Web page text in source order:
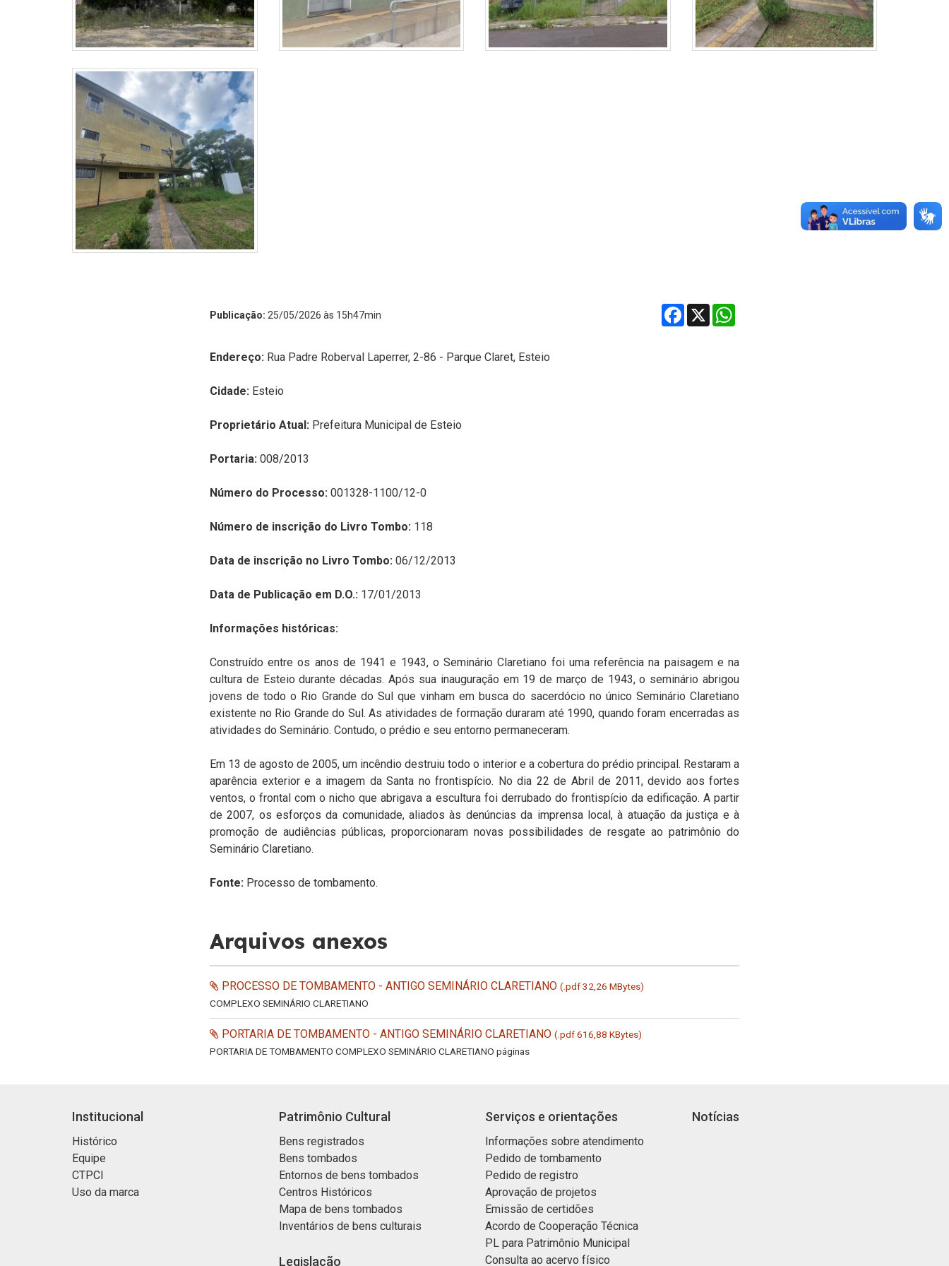
Publicação: 25/05/2026 às 15h47min Facebook
X
Endereço: Rua Padre Roberval Laperrer, 2-86 - Parque Claret, Esteio
Cidade: Esteio
Proprietário Atual: Prefeitura Municipal de Esteio
Portaria: 008/2013
Número do Processo: 001328-1100/12-0
Número de inscrição do Livro Tombo: 118
Data de inscrição no Livro Tombo: 06/12/2013
Data de Publicação em D.O.: 17/01/2013
Informações históricas:
Construído entre os anos de 1941 e 1943, o Seminário Claretiano foi uma referência na paisagem e na
cultura de Esteio durante décadas. Após sua inauguração em 19 de março de 1943, o seminário abrigou
jovens de todo o Rio Grande do Sul que vinham em busca do sacerdócio no único Seminário Claretiano
existente no Rio Grande do Sul. As atividades de formação duraram até 1990, quando foram encerradas as
atividades do Seminário. Contudo, o prédio e seu entorno permaneceram.
Em 13 de agosto de 2005, um incêndio destruiu todo o interior e a cobertura do prédio principal. Restaram a
aparência exterior e a imagem da Santa no frontispício. No dia 22 de Abril de 2011, devido aos fortes
ventos, o frontal com o nicho que abrigava a escultura foi derrubado do frontispício da edificação. A partir
de 2007, os esforços da comunidade, aliados às denúncias da imprensa local, à atuação da justiça e à
promoção de audiências públicas, proporcionaram novas possibilidades de resgate ao patrimônio do
Seminário Claretiano.
Fonte: Processo de tombamento.
Arquivos anexos
PROCESSO DE TOMBAMENTO - ANTIGO SEMINÁRIO CLARETIANO (.pdf 32,26 MBytes)
COMPLEXO SEMINÁRIO CLARETIANO
PORTARIA DE TOMBAMENTO - ANTIGO SEMINÁRIO CLARETIANO (.pdf 616,88 KBytes)
PORTARIA DE TOMBAMENTO COMPLEXO SEMINÁRIO CLARETIANO páginas
Institucional
Histórico
Equipe
CTPCI
Uso da marca
Patrimônio Cultural
Bens registrados
Bens tombados
Entornos de bens tombados
Centros Históricos
Mapa de bens tombados
Inventários de bens culturais
Legislação
Serviços e orientações
Informações sobre atendimento
Pedido de tombamento
Pedido de registro
Aprovação de projetos
Emissão de certidões
Acordo de Cooperação Técnica
PL para Patrimônio Municipal
Consulta ao acervo físico
Notícias